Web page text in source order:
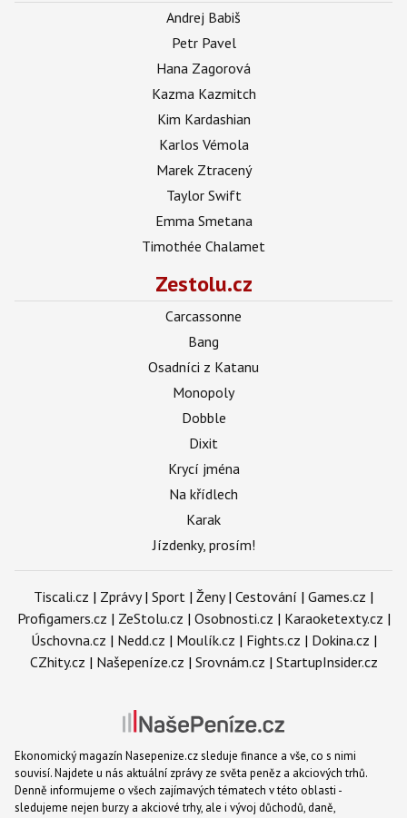
Andrej Babiš
Petr Pavel
Hana Zagorová
Kazma Kazmitch
Kim Kardashian
Karlos Vémola
Marek Ztracený
Taylor Swift
Emma Smetana
Timothée Chalamet
Zestolu.cz
Carcassonne
Bang
Osadníci z Katanu
Monopoly
Dobble
Dixit
Krycí jména
Na křídlech
Karak
Jízdenky, prosím!
Tiscali.cz | Zprávy| Sport | Ženy| Cestování | Games.cz |
Profigamers.cz | ZeStolu.cz | Osobnosti.cz | Karaoketexty.cz |
Úschovna.cz | Nedd.cz | Moulík.cz | Fights.cz | Dokina.cz |
CZhity.cz | Našepeníze.cz | Srovnám.cz | StartupInsider.cz
Ekonomický magazín Nasepenize.cz sleduje finance a vše, co s nimi
souvisí. Najdete u nás aktuální zprávy ze světa peněz a akciových trhů.
Denně informujeme o všech zajímavých tématech v této oblasti -
sledujeme nejen burzy a akciové trhy, ale i vývoj důchodů, daně,